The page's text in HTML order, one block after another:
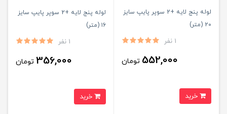
لوله پنج لایه +2 سوپر پایپ سایز
۲۰ (متر)
1 نفر
552,000 تومان
لوله پنج لایه +2 سوپر پایپ سایز
۱۶ (متر)
1 نفر
356,000 تومان